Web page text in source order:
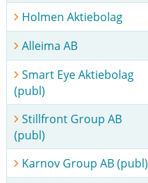
Holmen Aktiebolag
Alleima AB
Smart Eye Aktiebolag
(publ)
Stillfront Group AB
(publ)
Karnov Group AB (publ)